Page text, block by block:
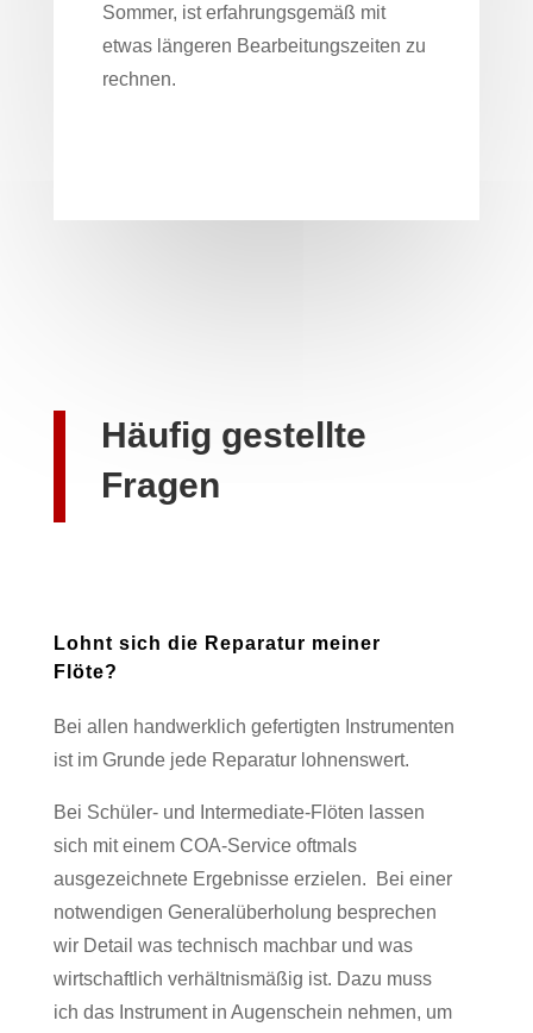
Sommer, ist erfahrungsgemäß mit
etwas längeren Bearbeitungszeiten zu
rechnen.
Häufig gestellte
Fragen
Lohnt sich die Reparatur meiner
Flöte?
Bei allen handwerklich gefertigten Instrumenten
ist im Grunde jede Reparatur lohnenswert.
Bei Schüler- und Intermediate-Flöten lassen
sich mit einem COA-Service oftmals
ausgezeichnete Ergebnisse erzielen.
Bei einer
notwendigen Generalüberholung besprechen
wir Detail was technisch machbar und was
wirtschaftlich verhältnismäßig ist. Dazu muss
ich das Instrument in Augenschein nehmen, um